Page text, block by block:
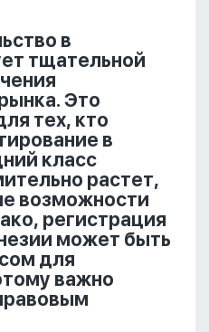
в
тщательной
Это
тех, кто
в
класс
растет,
возможности
регистрация
может быть
для
важно